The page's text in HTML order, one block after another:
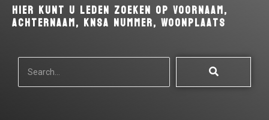
Hier kunt u leden zoeken op Voornaam,
Achternaam, KNSA Nummer, Woonplaats